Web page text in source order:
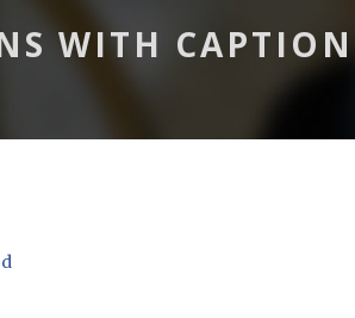
WITH CAPTION